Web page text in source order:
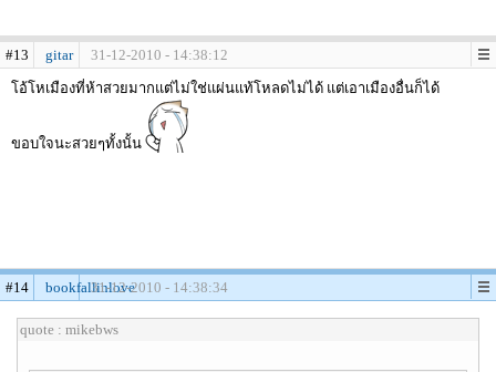
#13 gitar
31-12-2010 - 14:38:12
โอ้โหเมืองที่ห้าสวยมากแต่ไม่ใช่แผ่นแท้โหลดไม่ได้ แต่เอาเมืองอื่นก็ได้
ขอบใจนะสวยๆทั้งนั้น
#14 bookfallinlove31-12-2010 - 14:38:34
quote : mikebws